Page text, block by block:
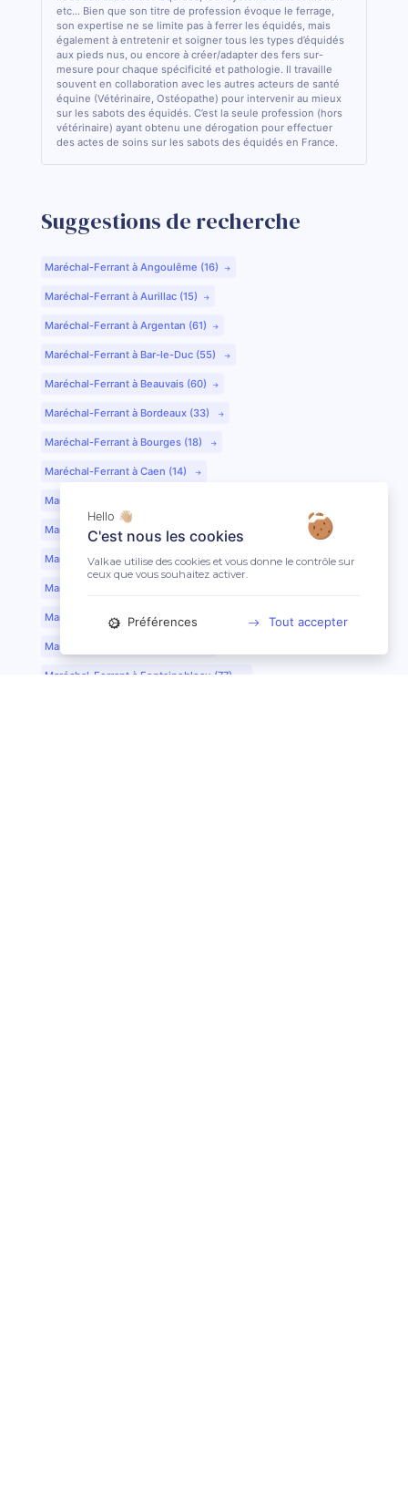
etc... Bien que son titre de profession évoque le ferrage,
son expertise ne se limite pas à ferrer les équidés, mais
également à entretenir et soigner tous les types d’équidés
aux pieds nus, ou encore à créer/adapter des fers sur-
mesure pour chaque spécificité et pathologie. Il travaille
souvent en collaboration avec les autres acteurs de santé
équine (Vétérinaire, Ostéopathe) pour intervenir au mieux
sur les sabots des équidés. C’est la seule profession (hors
vétérinaire) ayant obtenu une dérogation pour effectuer
des actes de soins sur les sabots des équidés en France.
Suggestions de recherche
Maréchal-Ferrant à Angoulême (16)
Maréchal-Ferrant à Aurillac (15)
Maréchal-Ferrant à Argentan (61)
Maréchal-Ferrant à Bar-le-Duc (55)
Maréchal-Ferrant à Beauvais (60)
Maréchal-Ferrant à Bordeaux (33)
Maréchal-Ferrant à Bourges (18)
Maréchal-Ferrant à Caen (14)
Maréchal-Ferrant à Chartres (28)
Maréchal-Ferrant à Cherbourg (50)
Maréchal-Ferrant à Clermont-Ferrand (63)
Maréchal-Ferrant à Colmar (68)
Maréchal-Ferrant à Dijon (21)
Maréchal-Ferrant à Evreux (27)
Maréchal-Ferrant à Fontainebleau (77)
Hello 👋🏼
C'est nous les cookies
Valkae utilise des cookies et vous donne le contrôle sur
ceux que vous souhaitez activer.
Préférences Tout accepter